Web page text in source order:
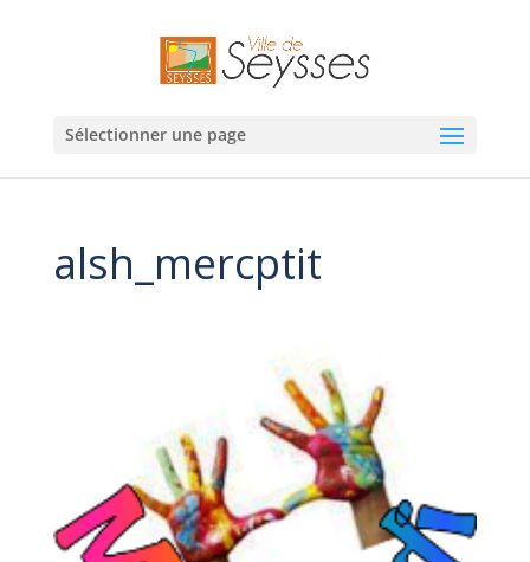
Sélectionner une page
alsh_mercptit